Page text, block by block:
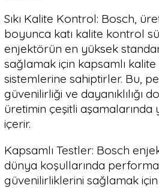
Sıkı Kalite Kontrol: Bosch,
boyunca katı kalite kontrol
enjektörün en yüksek
sağlamak için kapsamlı
sistemlerine sahiptirler. Bu,
güvenilirliği ve dayanıklılığı
üretimin çeşitli aşamalarında
içerir.
Kapsamlı Testler: Bosch
dünya koşullarında
güvenilirliklerini sağlamak